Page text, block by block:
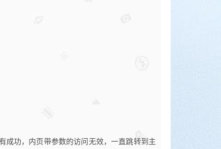
成功，内页带参数的访问无效，一直跳转到主